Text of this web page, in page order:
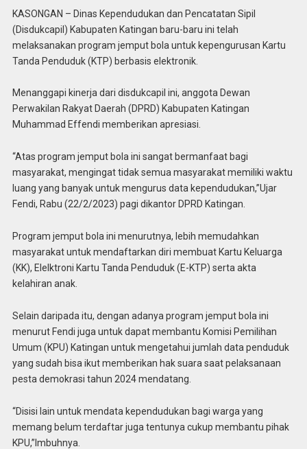
KASONGAN – Dinas Kependudukan dan Pencatatan Sipil
(Disdukcapil) Kabupaten Katingan baru-baru ini telah
melaksanakan program jemput bola untuk kepengurusan Kartu
Tanda Penduduk (KTP) berbasis elektronik.
Menanggapi kinerja dari disdukcapil ini, anggota Dewan
Perwakilan Rakyat Daerah (DPRD) Kabupaten Katingan
Muhammad Effendi memberikan apresiasi.
“Atas program jemput bola ini sangat bermanfaat bagi
masyarakat, mengingat tidak semua masyarakat memiliki waktu
luang yang banyak untuk mengurus data kependudukan,”Ujar
Fendi, Rabu (22/2/2023) pagi dikantor DPRD Katingan.
Program jemput bola ini menurutnya, lebih memudahkan
masyarakat untuk mendaftarkan diri membuat Kartu Keluarga
(KK), Elelktroni Kartu Tanda Penduduk (E-KTP) serta akta
kelahiran anak.
Selain daripada itu, dengan adanya program jemput bola ini
menurut Fendi juga untuk dapat membantu Komisi Pemilihan
Umum (KPU) Katingan untuk mengetahui jumlah data penduduk
yang sudah bisa ikut memberikan hak suara saat pelaksanaan
pesta demokrasi tahun 2024 mendatang.
“Disisi lain untuk mendata kependudukan bagi warga yang
memang belum terdaftar juga tentunya cukup membantu pihak
KPU,”Imbuhnya.